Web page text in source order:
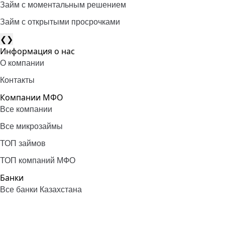
Займ c моментальным решением
Займ с открытыми просрочками
❮❯
Информация о нас
О компании
Контакты
Компании МФО
Все компании
Все микрозаймы
ТОП займов
ТОП компаний МФО
Банки
Все банки Казахстана